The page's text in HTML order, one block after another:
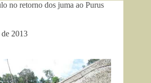
no retorno dos juma ao Purus
2013